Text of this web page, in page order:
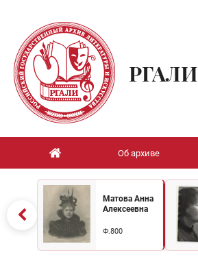
РГАЛИ
Об архиве
Матова Анна
Алексеевна
Ф.800